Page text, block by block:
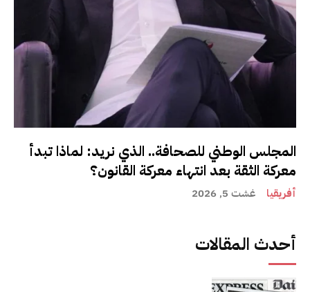
المجلس الوطني للصحافة.. الذي نريد: لماذا تبدأ
معركة الثقة بعد انتهاء معركة القانون؟
أفريقيا غشت 5, 2026
أحدث المقالات